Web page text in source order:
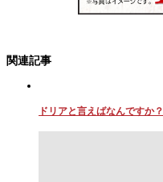
関連記事
ドリアと言えばなんですか？